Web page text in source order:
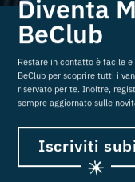
Diventa
BeClub
Restare in contatto è facile
BeClub per scoprire tutti i
riservato per te. Inoltre,
sempre aggiornato sulle
Iscriviti